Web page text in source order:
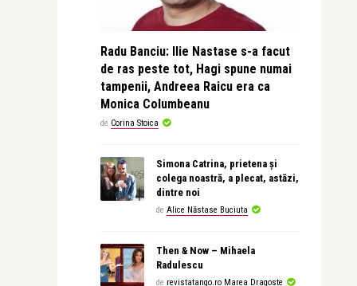
Radu Banciu: Ilie Nastase s-a facut
de ras peste tot, Hagi spune numai
tampenii, Andreea Raicu era ca
Monica Columbeanu
de Corina Stoica
Simona Catrina, prietena și
colega noastră, a plecat, astăzi,
dintre noi
de Alice Năstase Buciuta
Then & Now – Mihaela
Radulescu
de revistatango.ro Marea Dragoste